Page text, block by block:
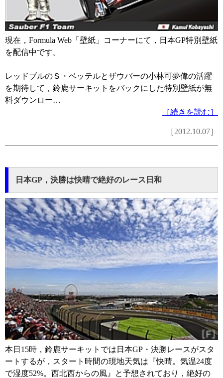
現在，Formula Web「壁紙」コーナーにて，日本GP特別壁紙
を配信中です。
レッドブルのＳ・ベッテルとザウバーの小林可夢偉の活躍
を期待して，鈴鹿サーキットをバックにした特別壁紙が無
料ダウンロー…
［続きを読む］
［2012.10.07］
日本GP，決勝は快晴で絶好のレース日和
本日15時，鈴鹿サーキットでは日本GP・決勝レースがスタ
ートするが，スタート時間の現地天気は『快晴。気温24度
で湿度52%。西北西からの風』と予想されており，絶好の